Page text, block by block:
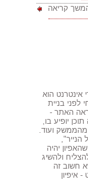
קריאה
אינטרנט הוא
לפני בניית
האתר -
יופיע בו,
מהממשק ועוד.
יהיה
ולהשיג
חשוב זה
איפיון